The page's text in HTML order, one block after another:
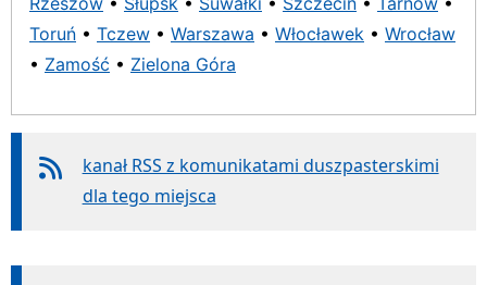
Toruń • Tczew • Warszawa • Włocławek • Wrocław
• Zamość • Zielona Góra
kanał RSS z komunikatami duszpasterskimi
dla tego miejsca